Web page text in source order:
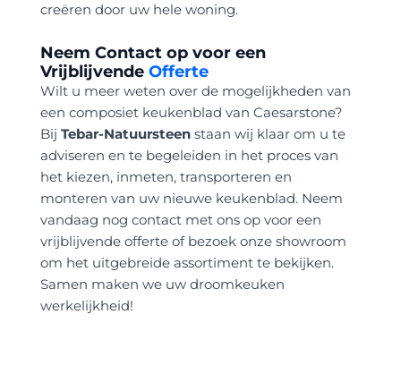
creëren door uw hele woning.
Neem Contact op voor een
Vrijblijvende Offerte
Wilt u meer weten over de mogelijkheden van
een composiet keukenblad van Caesarstone?
Bij Tebar-Natuursteen staan wij klaar om u te
adviseren en te begeleiden in het proces van
het kiezen, inmeten, transporteren en
monteren van uw nieuwe keukenblad. Neem
vandaag nog contact met ons op voor een
vrijblijvende offerte of bezoek onze showroom
om het uitgebreide assortiment te bekijken.
Samen maken we uw droomkeuken
werkelijkheid!